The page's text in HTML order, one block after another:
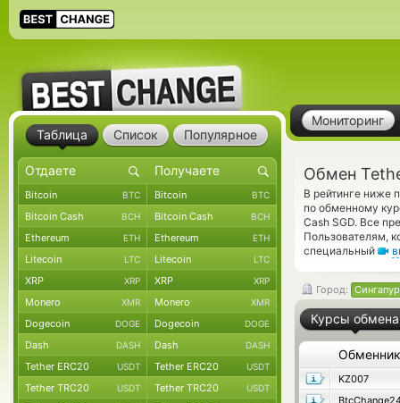
Мониторинг
Обмен
В рейтинге ниже
по обменному
Cash SGD. Все
Пользователям,
специальный
Город: Сингапур
Курсы обмена
Обменник
KZ007
Таблица Список Популярное
Bitcoin BTC Bitcoin BTC
Bitcoin Cash BCH Bitcoin Cash BCH
Ethereum ETH Ethereum ETH
Litecoin LTC Litecoin LTC
XRP XRP XRP XRP
Monero XMR Monero XMR
Dogecoin DOGE Dogecoin DOGE
Dash DASH Dash DASH
Tether ERC20 USDT Tether ERC20 USDT
Tether TRC20 USDT Tether TRC20 USDT